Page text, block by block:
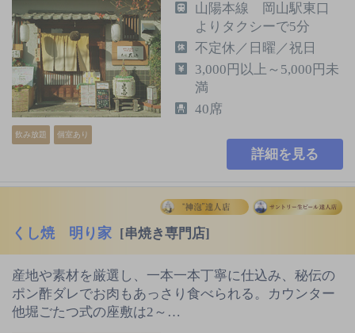
飲み放題 個室あり
山陽本線 岡山駅東口
よりタクシーで5分
不定休／日曜／祝日
3,000円以上～5,000円未
満
40席
詳細を見る
くし焼 明り家 [串焼き専門店]
産地や素材を厳選し、一本一本丁寧に仕込み、秘伝の
ポン酢ダレでお肉もあっさり食べられる。カウンター
他堀ごたつ式の座敷は2～…